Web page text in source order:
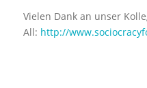
Vielen Dank an unser
All: http://